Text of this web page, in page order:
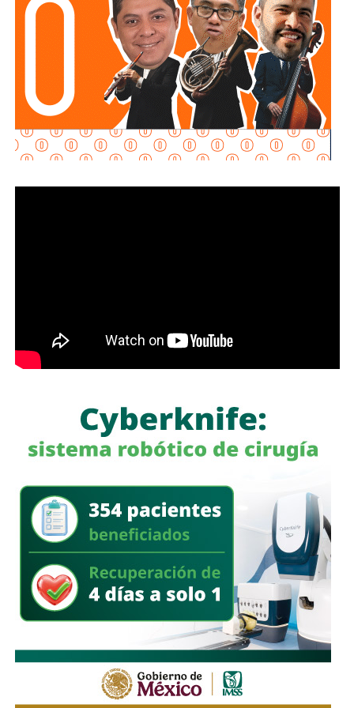
Santiago fue restablecida aproximadamente tres
horas después del inicio de la contingencia, mientras
que continuó el cierre preventivo del Puente Naranja, el
desnivel Manuel José Othón y el bulevar Jacobo Payán,
además del monitoreo permanente en el Puente Pemex.
Por su parte,
Interapas puso en operación la bomba
automática instalada en el Puente Pemex
La Dirección de Gestión Ecológica y Manejo de
desplegó cuadrillas para retirar ramas, residuos y
materiales acumulados en coladeras y alcantarillas,
además de continuar con la limpieza de las zonas donde
El Gobierno Municipal reiteró que mantiene activos los
protocolos de atención durante la temporada de lluvias e
hizo un llamado a la población a evitar tirar basura en la vía
pública, ya que los desechos obstruyen la infraestructura
pluvial y favorecen los encharcamientos.
También lee:Domingo de Pilas lleva servicios de salud y
rehabilitación urbana a Villas del Sauzalito